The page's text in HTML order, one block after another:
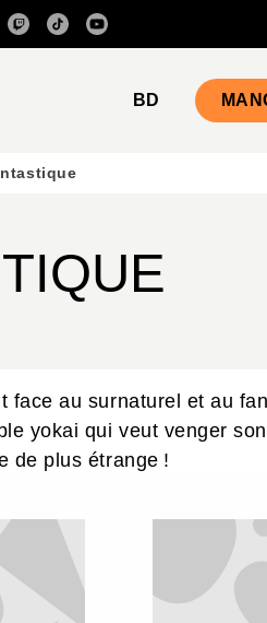
CONTENU
BD
face au surnaturel et au
yokai qui veut venger
de plus étrange !